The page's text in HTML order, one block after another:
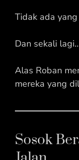
Tidak ada
Dan sekali
Alas Roban
mereka yang
Sosok